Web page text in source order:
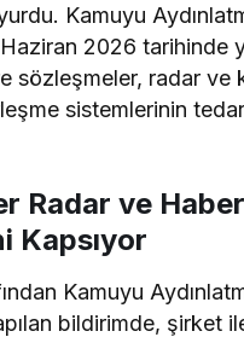
Kamuyu
2026 tarihinde
sözleşmeler, radar ve
sistemlerinin
Radar ve
Kapsıyor
Kamuyu
bildirimde, şirket